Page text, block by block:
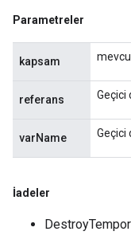
Parametreler
kapsam
referans Geçici
varName Geçici
İadeler